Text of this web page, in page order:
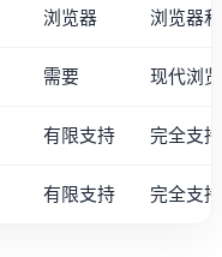
浏览器 浏览器
需要 现代浏
有限支持 完全支持
有限支持 完全支持